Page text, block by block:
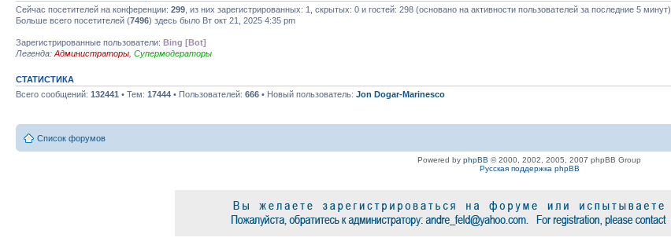
Сейчас посетителей на конференции: 299 , из них зарегистрированных: 1, скрытых: 0 и гостей: 298 (основано на активности пользователей за последние 5 минут)
Больше всего посетителей (7496) здесь было Вт окт 21, 2025 4:35 pm
Зарегистрированные пользователи: Bing [Bot]
Легенда: Администраторы Супермодераторы
СТАТИСТИКА
Всего сообщений: 132441 • Тем: 17444 • Пользователей: 666 • Новый пользователь: Jon Dogar-Marinesco
Список форумов
Powered by phpBB © 2000, 2002, 2005, 2007 phpBB Group
Русская поддержка phpBB